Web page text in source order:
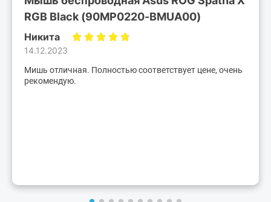
RGB Black (90MP0220-BMUA00)
Никита
14.12.2023
Мишь отличная. Полностью соответствует цене, очень
рекомендую.